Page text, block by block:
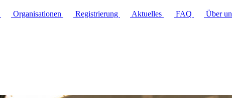
Organisationen Registrierung Aktuelles FAQ Über